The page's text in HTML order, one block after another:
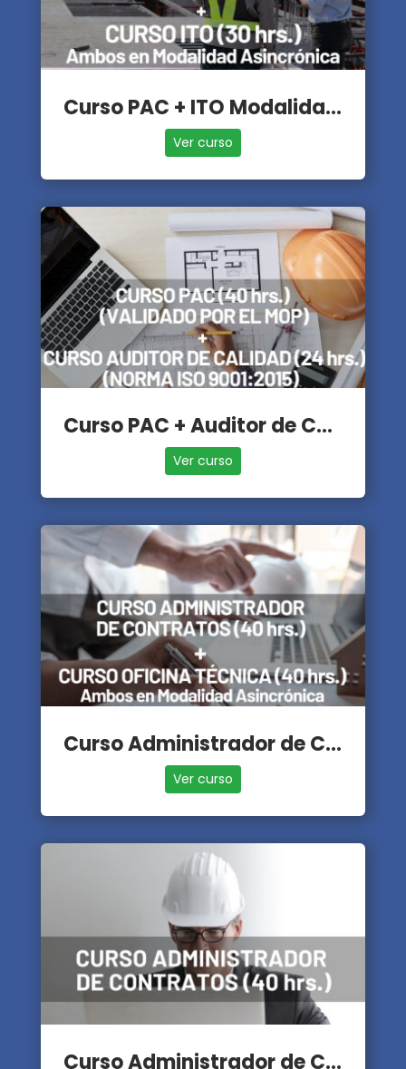
Curso PAC + ITO Modalidad Asincrónica
Ver curso
Curso PAC + Auditor de Calidad
Ver curso
Curso Administrador de Contratos + Oficina Técnica
Ver curso
Curso Administrador de Contratos